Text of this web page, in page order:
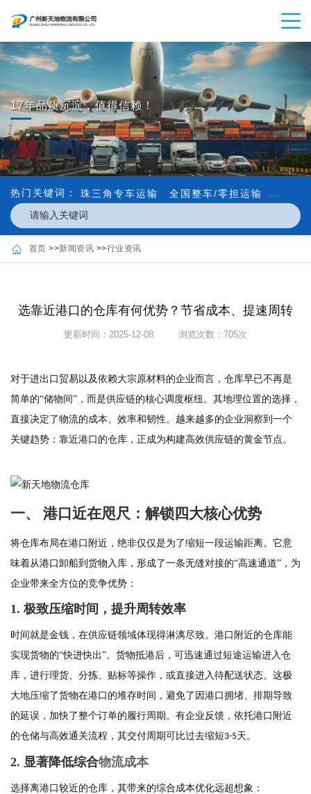
17年品质沉淀，值得信赖！
热门关键词： 珠三角专车运输 全国整车/零担运输 内外贸
首页 >>新闻资讯 >>行业资讯
选靠近港口的仓库有何优势？节省成本、提速周转
更新时间：2025-12-08 浏览次数： 705次
对于进出口贸易以及依赖大宗原材料的企业而言，仓库早已不再是
简单的“储物间”，而是供应链的核心调度枢纽。其地理位置的选择，
直接决定了物流的成本、效率和韧性。越来越多的企业洞察到一个
关键趋势：靠近港口的仓库，正成为构建高效供应链的黄金节点。
一、 港口近在咫尺：解锁四大核心优势
将仓库布局在港口附近，绝非仅仅是为了缩短一段运输距离。它意
味着从港口卸船到货物入库，形成了一条无缝对接的“高速通道”，为
企业带来全方位的竞争优势：
1. 极致压缩时间，提升周转效率
时间就是金钱，在供应链领域体现得淋漓尽致。港口附近的仓库能
实现货物的“快进快出”。货物抵港后，可迅速通过短途运输进入仓
库，进行理货、分拣、贴标等操作，或直接进入待配送状态。这极
大地压缩了货物在港口的堆存时间，避免了因港口拥堵、排期导致
的延误，加快了整个订单的履行周期。有企业反馈，依托港口附近
的仓储与高效通关流程，其交付周期可比过去缩短3-5天。
2. 显著降低综合物流成本
选择离港口 较近的仓库，其带来的综合成本优化远超想象：